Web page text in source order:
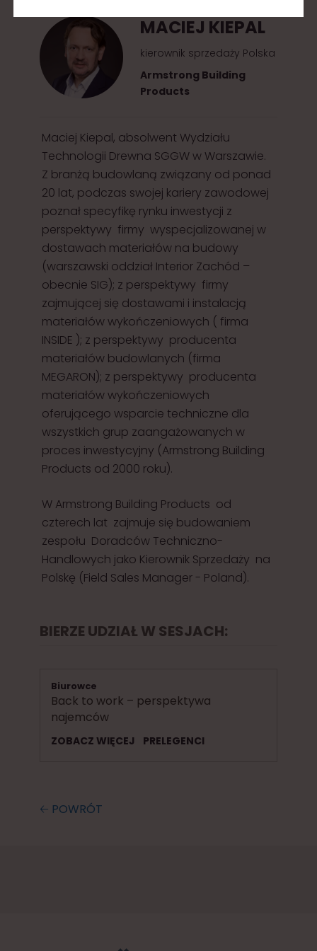
MACIEJ KIEPAL
kierownik sprzedaży Polska
Armstrong Building
Products
Maciej Kiepal, absolwent Wydziału
Technologii Drewna SGGW w Warszawie.
Z branżą budowlaną związany od ponad
20 lat, podczas swojej kariery zawodowej
poznał specyfikę rynku inwestycji z
perspektywy firmy wyspecjalizowanej w
dostawach materiałów na budowy
(warszawski oddział Interior Zachód –
obecnie SIG); z perspektywy firmy
zajmującej się dostawami i instalacją
materiałów wykończeniowych ( firma
INSIDE ); z perspektywy producenta
materiałów budowlanych (firma
MEGARON); z perspektywy producenta
materiałów wykończeniowych
oferującego wsparcie techniczne dla
wszystkich grup zaangażowanych w
proces inwestycyjny (Armstrong Building
Products od 2000 roku).
W Armstrong Building Products od
czterech lat zajmuje się budowaniem
zespołu Doradców Techniczno-
Handlowych jako Kierownik Sprzedaży na
Polskę (Field Sales Manager - Poland).
BIERZE UDZIAŁ W SESJACH:
Biurowce
Back to work – perspektywa
najemców
ZOBACZ WIĘCEJ PRELEGENCI
🡠 POWRÓT